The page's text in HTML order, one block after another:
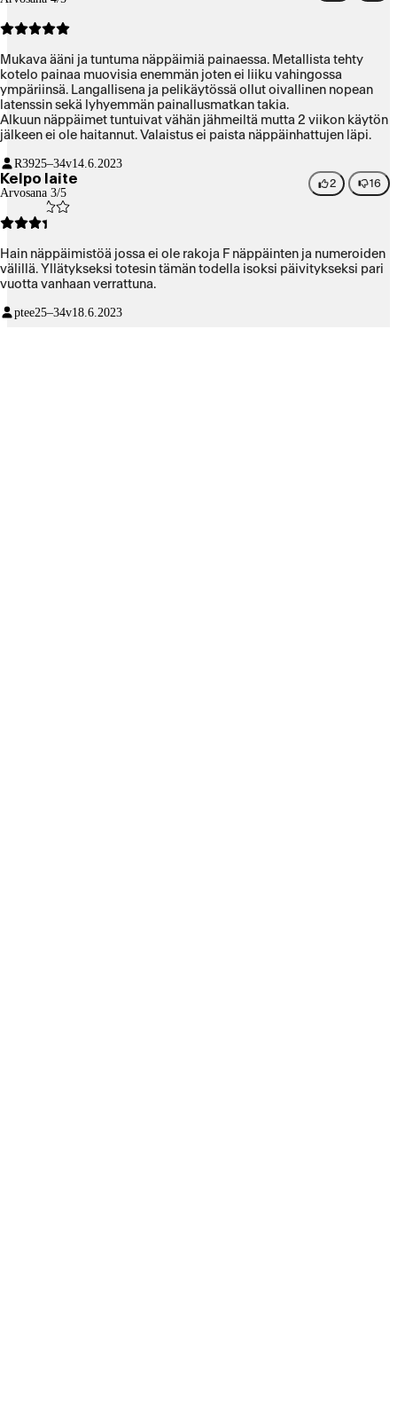
Mukava ääni ja tuntuma näppäimiä painaessa. Metallista tehty
kotelo painaa muovisia enemmän joten ei liiku vahingossa
ympäriinsä. Langallisena ja pelikäytössä ollut oivallinen nopean
latenssin sekä lyhyemmän painallusmatkan takia.
Alkuun näppäimet tuntuivat vähän jähmeiltä mutta 2 viikon käytön
jälkeen ei ole haitannut. Valaistus ei paista näppäinhattujen läpi.
R3925–34v14.6.2023
Kelpo laite
Arvosana 3/5
2 16
Hain näppäimistöä jossa ei ole rakoja F näppäinten ja numeroiden
välillä. Yllätykseksi totesin tämän todella isoksi päivitykseksi pari
vuotta vanhaan verrattuna.
ptee25–34v18.6.2023